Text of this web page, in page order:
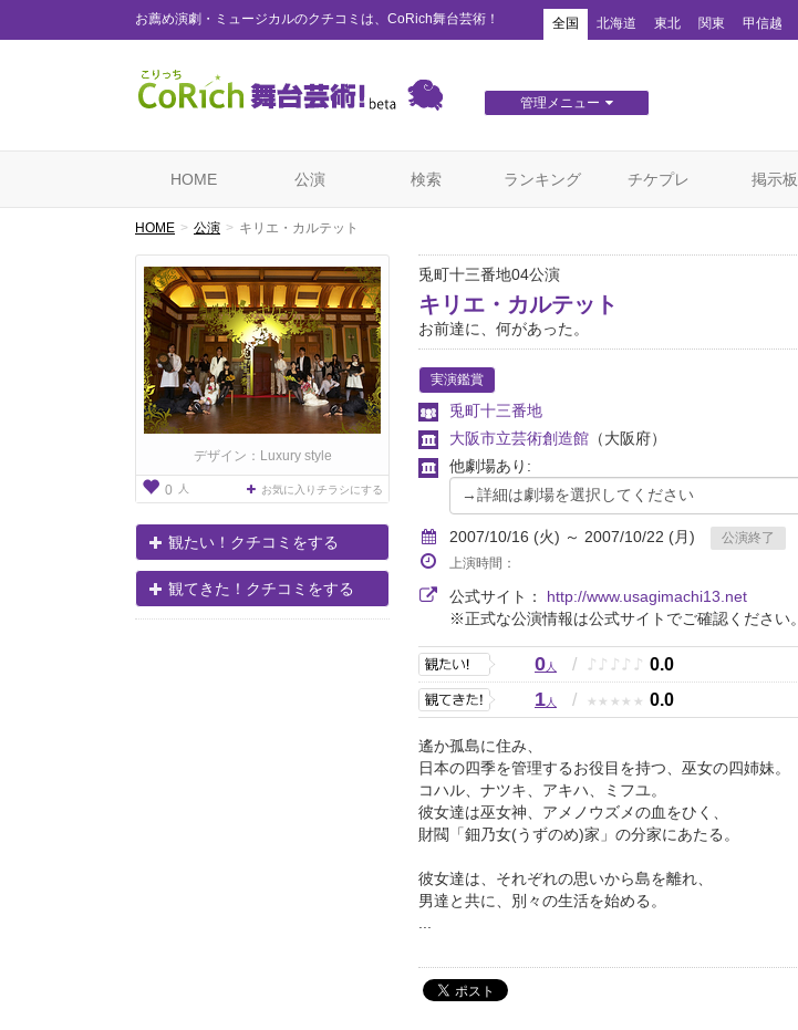
お薦め演劇・ミュージカルのクチコミは、CoRich舞台芸術！ 全国 北海道 東北 関東 甲信越
管理メニュー
HOME 公演 検索 ランキング チケプレ 掲示板
HOME 公演 キリエ・カルテット
デザイン：Luxury style
0 人 お気に入りチラシにする
観たい！クチコミをする
観てきた！クチコミをする
兎町十三番地04公演
キリエ・カルテット
お前達に、何があった。
実演鑑賞
兎町十三番地
大阪市立芸術創造館 （大阪府）
他劇場あり:
2007/10/16 (火) ～ 2007/10/22 (月)
公演終了
上演時間：
公式サイト： http://www.usagimachi13.net
※正式な公演情報は公式サイトでご確認ください。
0人 / ♪ ♪ ♪ ♪ ♪ 0.0
1人 / ★ ★ ★ ★ ★ 0.0
遙か孤島に住み、
日本の四季を管理するお役目を持つ、巫女の四姉妹。
コハル、ナツキ、アキハ、ミフユ。
彼女達は巫女神、アメノウズメの血をひく、
財閥「鈿乃女(うずのめ)家」の分家にあたる。
彼女達は、それぞれの思いから島を離れ、
男達と共に、別々の生活を始める。